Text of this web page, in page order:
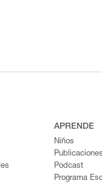
APRENDE
Niños
Publicaciones
Podcast
Programa